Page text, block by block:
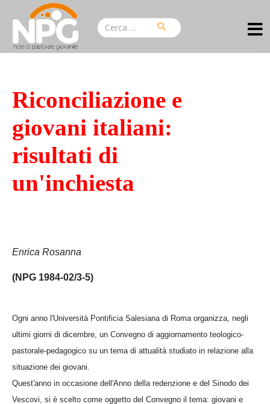
Riconciliazione e
giovani italiani:
risultati di
un'inchiesta
Enrica Rosanna
(NPG 1984-02/3-5)
Ogni anno l'Università Pontificia Salesiana di Roma organizza, negli
ultimi giorni di dicembre, un Convegno di aggiornamento teologico-
pastorale-pedagogico su un tema di attualità studiato in relazione alla
situazione dei giovani.
Quest'anno in occasione dell'Anno della redenzione e del Sinodo dei
Vescovi, si è scelto come oggetto del Convegno il tema: giovani e